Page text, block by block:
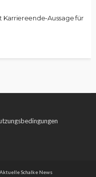
Karriereende-Aussage für
Schalke News